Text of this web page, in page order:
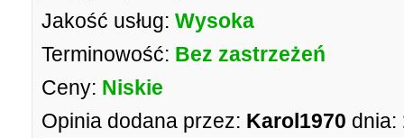
Jakość usług: Wysoka
Terminowość: Bez zastrzeżeń
Ceny: Niskie
Opinia dodana przez: Karol1970 dnia: